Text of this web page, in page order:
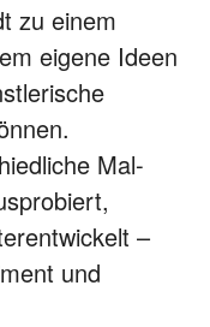
zu einem
eigene Ideen
Mal-
–
und